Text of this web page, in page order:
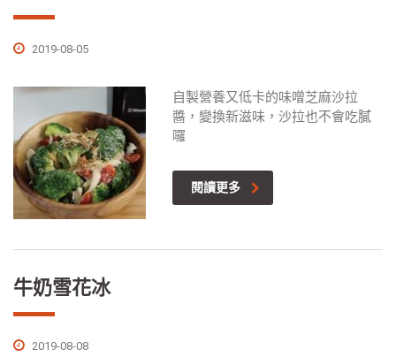
2019-08-05
自製營養又低卡的味噌芝麻沙拉
醬，變換新滋味，沙拉也不會吃膩
囉
閱讀更多
牛奶雪花冰
2019-08-08